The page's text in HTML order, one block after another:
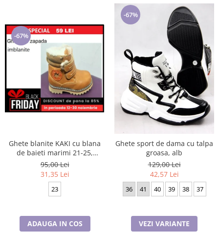
-67%
Ghete blanite KAKI cu blana
de baieti marimi 21-25,
inchidere cu scai si fermoar
95,00 Lei
31,35 Lei
23
ADAUGA IN COS
-67%
Ghete sport de dama cu talpa
groasa, alb
129,00 Lei
42,57 Lei
36 41 40 39 38 37
VEZI VARIANTE